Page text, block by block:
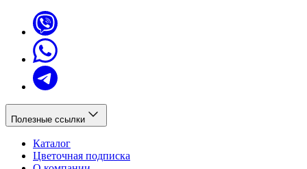
Полезные ссылки
Каталог
Цветочная подписка